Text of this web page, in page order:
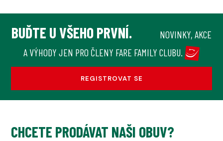
BUĎTE U VŠEHO PRVNÍ.
NOVINKY, AKCE
A VÝHODY JEN PRO ČLENY FARE FAMILY CLUBU.
REGISTROVAT SE
CHCETE PRODÁVAT NAŠI OBUV?